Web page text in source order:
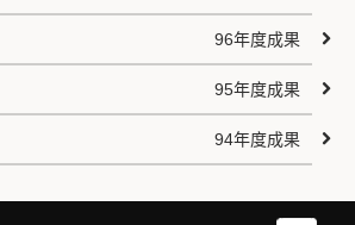
96年度成果
95年度成果
94年度成果